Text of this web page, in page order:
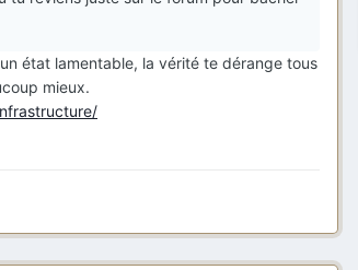
état lamentable, la vérité te dérange tous
mieux.